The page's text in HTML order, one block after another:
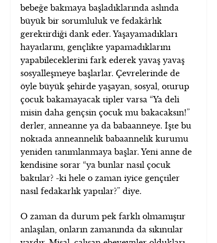
bebeğe bakmaya başladıklarında aslında
büyük bir sorumluluk ve fedakârlık
gerektirdiği dank eder. Yaşayamadıkları
hayatlarını, gençlikte yapamadıklarını
yapabileceklerini fark ederek yavaş yavaş
sosyalleşmeye başlarlar. Çevrelerinde de
öyle büyük şehirde yaşayan, sosyal, oturup
çocuk bakamayacak tipler varsa “Ya deli
misin daha gençsin çocuk mu bakacaksın!”
derler, anneanne ya da babaanneye. İşte bu
noktada anneannelik babaannelik kurumu
yeniden tanımlanmaya başlar. Yeni anne de
kendisine sorar “ya bunlar nasıl çocuk
baktılar? -ki hele o zaman iyice gençtiler
nasıl fedakarlık yaptılar?” diye.
O zaman da durum pek farklı olmamıştır
anlaşılan, onların zamanında da sıkıntılar